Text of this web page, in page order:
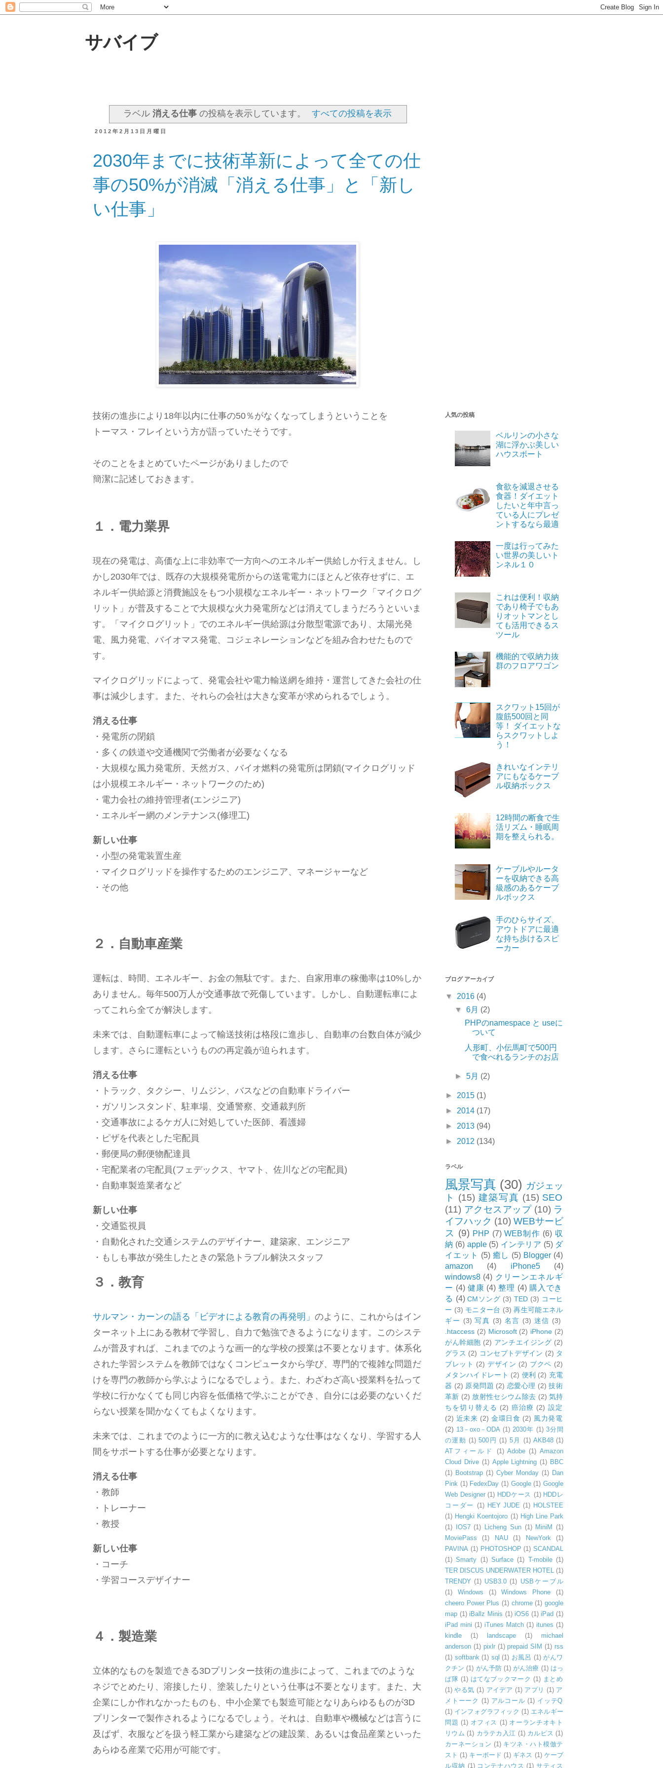
サバイブ
ラベル 消える仕事の投稿を表示しています。 すべての投稿を表示
2012年2月13日月曜日
2030年までに技術革新によって全ての仕
事の50%が消滅「消える仕事」と「新し
い仕事」
技術の進歩により18年以内に仕事の50％がなくなってしまうということを
トーマス・フレイという方が語っていたそうです。
そのことをまとめていたページがありましたので
簡潔に記述しておきます。
１．電力業界
現在の発電は、高価な上に非効率で一方向へのエネルギー供給しか行えません。し
かし2030年では、既存の大規模発電所からの送電電力にほとんど依存せずに、エ
ネルギー供給源と消費施設をもつ小規模なエネルギー・ネットワーク「マイクログ
リット」が普及することで大規模な火力発電所などは消えてしまうだろうといいま
す。「マイクログリット」でのエネルギー供給源は分散型電源であり、太陽光発
電、風力発電、バイオマス発電、コジェネレーションなどを組み合わせたもので
す。
マイクログリッドによって、発電会社や電力輸送網を維持・運営してきた会社の仕
事は減少します。また、それらの会社は大きな変革が求められるでしょう。
消える仕事
・発電所の閉鎖
・多くの鉄道や交通機関で労働者が必要なくなる
・大規模な風力発電所、天然ガス、バイオ燃料の発電所は閉鎖(マイクログリッド
は小規模エネルギー・ネットワークのため)
・電力会社の維持管理者(エンジニア)
・エネルギー網のメンテナンス(修理工)
新しい仕事
・小型の発電装置生産
・マイクログリッドを操作するためのエンジニア、マネージャーなど
・その他
２．自動車産業
運転は、時間、エネルギー、お金の無駄です。また、自家用車の稼働率は10%しか
ありません。毎年500万人が交通事故で死傷しています。しかし、自動運転車によ
ってこれら全てが解決します。
未来では、自動運転車によって輸送技術は格段に進歩し、自動車の台数自体が減少
します。さらに運転というものの再定義が迫られます。
消える仕事
・トラック、タクシー、リムジン、バスなどの自動車ドライバー
・ガソリンスタンド、駐車場、交通警察、交通裁判所
・交通事故によるケガ人に対処していた医師、看護婦
・ピザを代表とした宅配員
・郵便局の郵便物配達員
・宅配業者の宅配員(フェデックス、ヤマト、佐川などの宅配員)
・自動車製造業者など
新しい仕事
・交通監視員
・自動化された交通システムのデザイナー、建築家、エンジニア
・もしも事故が発生したときの緊急トラブル解決スタッフ
３．教育
サルマン・カーンの語る「ビデオによる教育の再発明」 のように、これからはイン
ターネット上にある教材で学習し、自力で勉強できるようになります。このシステ
ムが普及すれば、これまでのような画一的な学校の授業は不要となります。体系化
された学習システムを教師ではなくコンピュータから学び、専門的で複雑な問題だ
けを専門の教師から学ぶようになるでしょう。また、わざわざ高い授業料を払って
学校に行かなくても同じ内容を低価格で学ぶことができ、自分には必要のないくだ
らない授業を聞かなくてもよくなります。
未来では、これまでのように一方的に教え込むような仕事はなくなり、学習する人
間をサポートする仕事が必要となります。
消える仕事
・教師
・トレーナー
・教授
新しい仕事
・コーチ
・学習コースデザイナー
４．製造業
立体的なものを製造できる3Dプリンター技術の進歩によって、これまでのような
ネジでとめたり、溶接したり、塗装したりという仕事は不要となります。また、大
企業にしか作れなかったものも、中小企業でも製造可能となりあらゆるものが3D
プリンターで製作されるようになるでしょう。それは、自動車や機械などは言うに
及ばず、衣服などを扱う軽工業から建築などの建設業、あるいは食品産業といった
あらゆる産業で応用が可能です。
人気の投稿
ベルリンの小さな
湖に浮かぶ美しい
ハウスボート
食欲を減退させる
食器！ダイエット
したいと年中言っ
ている人にプレゼ
ントするなら最適
一度は行ってみた
い世界の美しいト
ンネル１０
これは便利！収納
であり椅子でもあ
りオットマンとし
ても活用できるス
ツール
機能的で収納力抜
群のフロアワゴン
スクワット15回が
腹筋500回と同
等！ ダイエットな
らスクワットしよ
う！
きれいなインテリ
アにもなるケーブ
ル収納ボックス
12時間の断食で生
活リズム・睡眠周
期を整えられる。
ケーブルやルータ
ーを収納できる高
級感のあるケーブ
ルボックス
手のひらサイズ、
アウトドアに最適
な持ち歩けるスピ
ーカー
ブログ アーカイブ
▼ 2016 (4)
▼6月 (2)
PHPのnamespace と useに
ついて
人形町、小伝馬町で500円
で食べれるランチのお店
►5月 (2)
► 2015 (1)
► 2014 (17)
► 2013 (94)
► 2012 (134)
ラベル
風景写真 (30) ガジェッ
ト
(15) 建築写真 (15) SEO
(11) アクセスアップ (10) ラ
イフハック (10) WEBサービ
ス (9) PHP (7) WEB制作 (6) 収
納 (6) apple (5) インテリア (5) ダ
イエット
(5) 癒し (5) Blogger (4)
amazon
(4) iPhone5
(4)
windows8 (4) クリーンエネルギ
ー (4) 健康 (4) 整理 (4) 購入でき
る (4) CMソング (3) TED (3) コーヒ
ー (3) モニター台 (3) 再生可能エネル
ギー (3) 写真 (3) 名言 (3) 迷信 (3)
.htaccess (2) Microsoft (2) iPhone (2)
がん幹細胞 (2) アンチエイジング (2)
グラス (2) コンセプトデザイン (2) タ
ブレット (2) デザイン (2) ブクペ (2)
メタンハイドレート (2) 便利 (2) 充電
器 (2) 原発問題 (2) 恋愛心理 (2) 技術
革新 (2) 放射性セシウム除去 (2) 気持
ちを切り替える (2) 癌治療 (2) 設定
(2) 近未来 (2) 金環日食 (2) 風力発電
(2) 13－oxo－ODA (1) 2030年 (1) 3分間
の運動 (1) 500円 (1) 5月 (1) AKB48 (1)
ATフィールド
(1) Adobe (1) Amazon
Cloud Drive (1) Apple Lightning (1) BBC
(1) Bootstrap (1) Cyber Monday (1) Dan
Pink (1) FedexDay (1) Google (1) Google
Web Designer (1) HDDケース (1) HDDレ
コーダー
(1) HEY JUDE (1) HOLSTEE
(1) Hengki Koentojoro (1) High Line Park
(1)
IOS7 (1) Licheng Sun (1) MiniM
(1)
MoviePass
(1) NAU (1) NewYork
(1)
PAVINA (1) PHOTOSHOP (1) SCANDAL
(1) Smarty (1) Surface (1) T-mobile (1)
TER DISCUS UNDERWATER HOTEL (1)
TRENDY (1) USB3.0 (1) USBケーブル
(1)
Windows (1) Windows Phone
(1)
cheero Power Plus (1) chrome (1) google
map (1) iBallz Minis (1) iOS6 (1) iPad (1)
iPad mini (1) iTunes Match (1) itunes (1)
kindle
(1) landscape (1)
michael
anderson (1) pixlr (1) prepaid SIM (1) rss
(1) softbank (1) sql (1) お風呂 (1) がんワ
クチン (1) がん予防 (1) がん治療 (1) はっ
ぱ隊 (1) はてなブックマーク (1) まとめ
(1) やる気 (1) アイデア (1) アプリ (1) ア
メトーーク (1) アルコール (1) イッテQ
(1) インフォグラフィック (1) エネルギー
問題 (1) オフィス (1) オーランチオキト
リウム (1) カラテカ入江 (1) カルピス (1)
カーネーション (1) キツネ・ハト模倣テ
スト (1) キーボード (1) ギネス (1) ケーブ
ル収納 (1) コンテナハウス (1) サティス